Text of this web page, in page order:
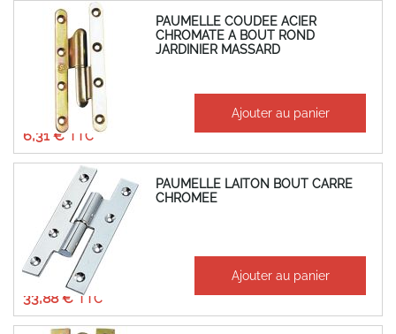
PAUMELLE COUDEE ACIER
CHROMATE A BOUT ROND
JARDINIER MASSARD
À partir de
6,31 €
5,26 € Ajouter au panier
PAUMELLE LAITON BOUT CARRE
CHROMEE
À partir de
33,88 €
28,23 € Ajouter au panier